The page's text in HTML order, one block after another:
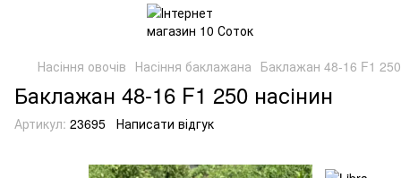
Насіння овочів Насіння баклажана Баклажан 48-16 F1
Баклажан 48-16 F1 250 насінин
Артикул: 23695 Написати відгук